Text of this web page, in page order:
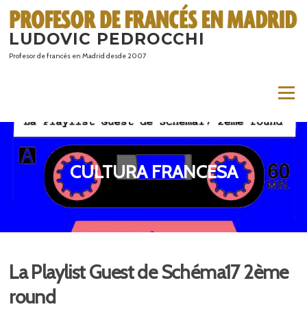
contenido
LUDOVIC PEDROCCHI
Profesor de francés en Madrid desde 2007
Menú
CULTURA FRANCESA
La Playlist Guest de Schéma17 2ème
round